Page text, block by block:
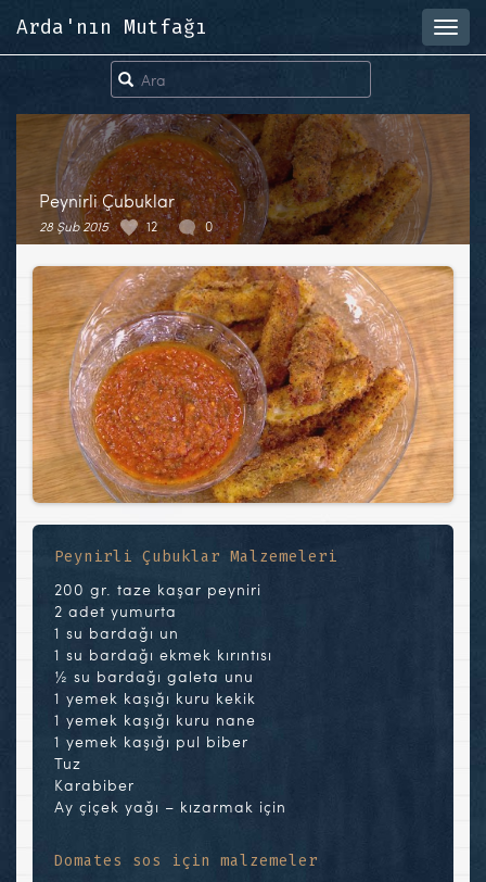
Arda'nın Mutfağı
Peynirli Çubuklar
28 Şub 2015 12 0
Peynirli Çubuklar Malzemeleri
200 gr. taze kaşar peyniri
2 adet yumurta
1 su bardağı un
1 su bardağı ekmek kırıntısı
½ su bardağı galeta unu
1 yemek kaşığı kuru kekik
1 yemek kaşığı kuru nane
1 yemek kaşığı pul biber
Tuz
Karabiber
Ay çiçek yağı – kızarmak için
Domates sos için malzemeler